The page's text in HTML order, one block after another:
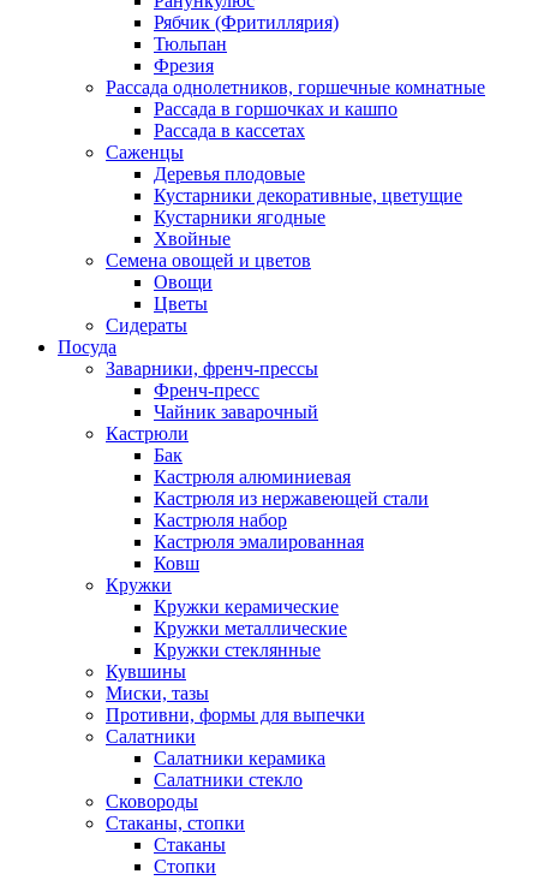
Рябчик (Фритиллярия)
Тюльпан
Фрезия
Рассада однолетников, горшечные комнатные
Рассада в горшочках и кашпо
Рассада в кассетах
Саженцы
Деревья плодовые
Кустарники декоративные, цветущие
Кустарники ягодные
Хвойные
Семена овощей и цветов
Овощи
Цветы
Сидераты
Посуда
Заварники, френч-прессы
Френч-пресс
Чайник заварочный
Кастрюли
Бак
Кастрюля алюминиевая
Кастрюля из нержавеющей стали
Кастрюля набор
Кастрюля эмалированная
Ковш
Кружки
Кружки керамические
Кружки металлические
Кружки стеклянные
Кувшины
Миски, тазы
Противни, формы для выпечки
Салатники
Салатники керамика
Салатники стекло
Сковороды
Стаканы, стопки
Стаканы
Стопки